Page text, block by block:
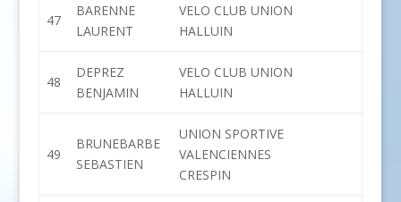
47
BARENNE
LAURENT
VELO CLUB UNION
HALLUIN
48
DEPREZ
BENJAMIN
VELO CLUB UNION
HALLUIN
49
BRUNEBARBE
SEBASTIEN
UNION SPORTIVE
VALENCIENNES
CRESPIN